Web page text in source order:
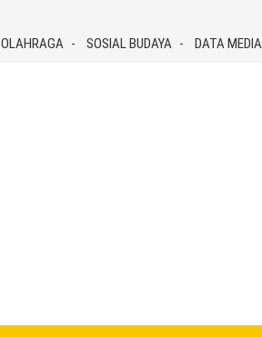
OLAHRAGA SOSIAL BUDAYA DATA MEDIA